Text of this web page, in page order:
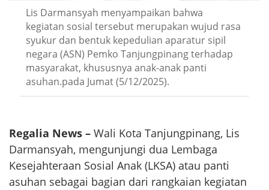
Lis Darmansyah menyampaikan bahwa
kegiatan sosial tersebut merupakan wujud rasa
syukur dan bentuk kepedulian aparatur sipil
negara (ASN) Pemko Tanjungpinang terhadap
masyarakat, khususnya anak-anak panti
asuhan.pada Jumat (5/12/2025).
Regalia News – Wali Kota Tanjungpinang, Lis
Darmansyah, mengunjungi dua Lembaga
Kesejahteraan Sosial Anak (LKSA) atau panti
asuhan sebagai bagian dari rangkaian kegiatan